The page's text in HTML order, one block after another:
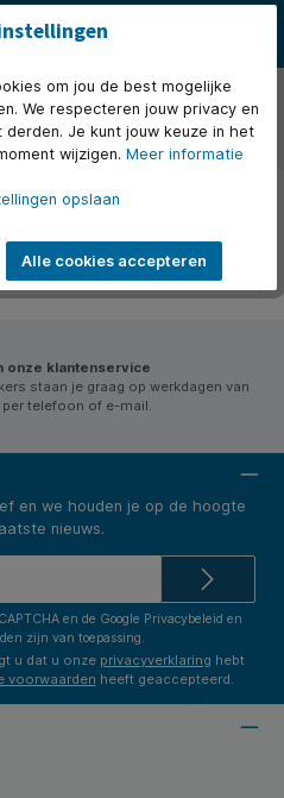
oppervlak
onze klantenservice
staan je graag op werkdagen van
telefoon of e-mail.
en we houden je op de hoogte
nieuws.
en de Google Privacybeleid en
zijn van toepassing.
u dat u onze privacyverklaring hebt
voorwaarden heeft geaccepteerd.
om jou de best mogelijke
We respecteren jouw privacy en
Je kunt jouw keuze in het
wijzigen. Meer informatie
opslaan
Alle cookies accepteren